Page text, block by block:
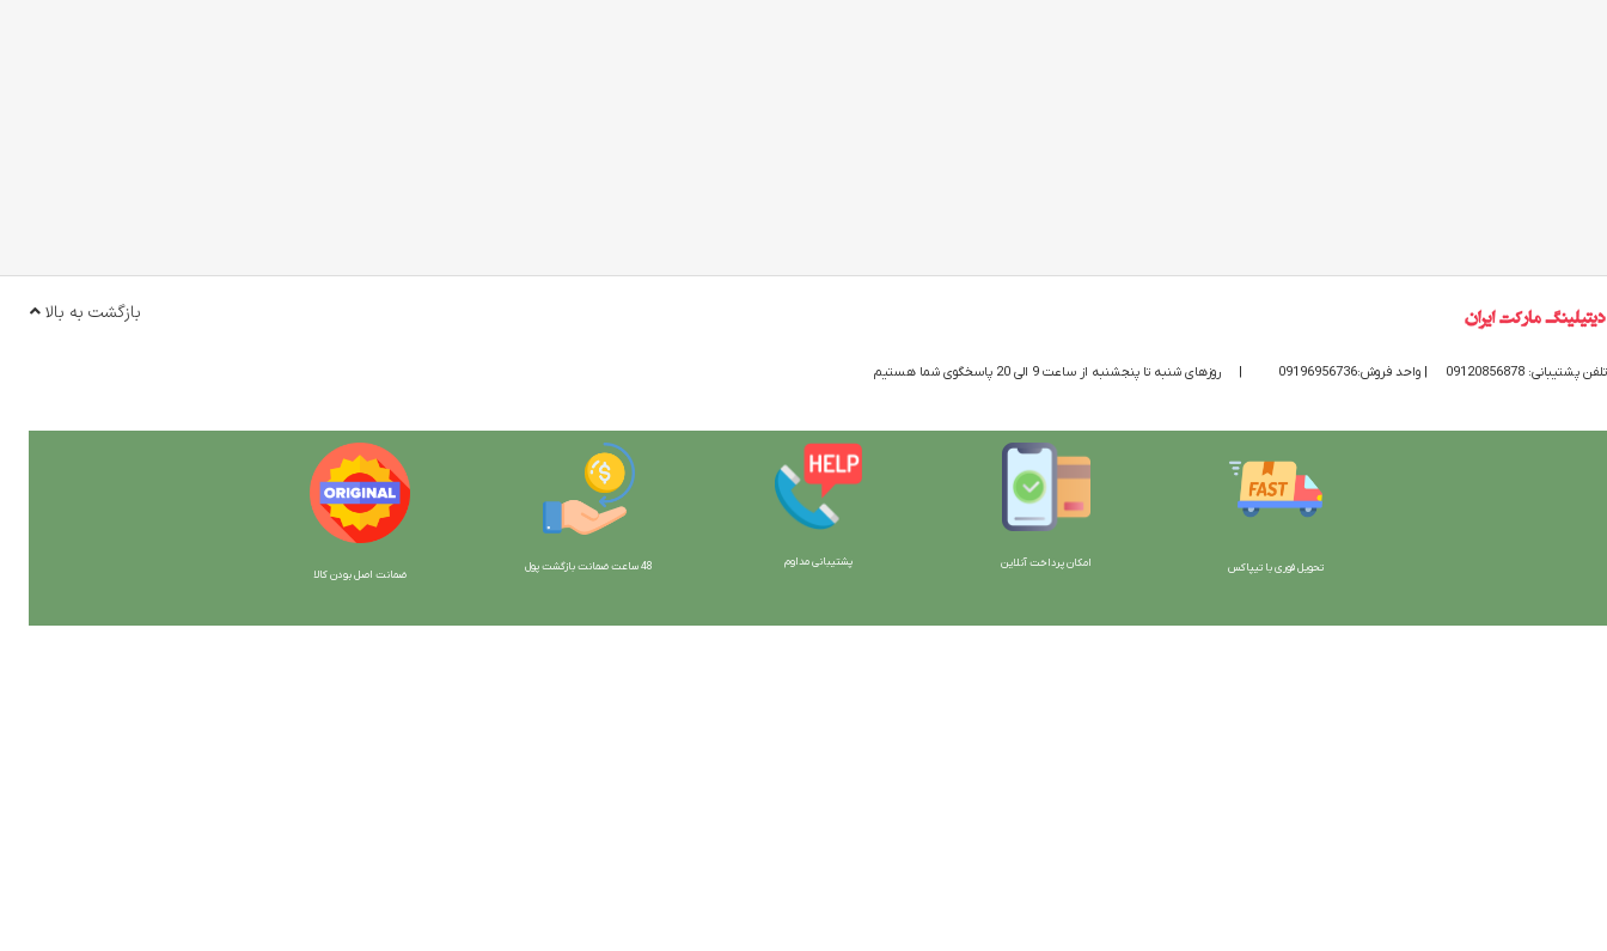
تلفن پشتیبانی: 09120856878 | واحد فروش:09196956736 | روزهای شنبه تا پنجشنبه از ساعت 9 الی 20 پاسخگوی شما هستیم
بازگشت به بالا
تحویل فوری با تیپاکس امکان پرداخت آنلاین پشتیبانی مداوم 48 ساعت ضمانت بازگش ت پول
ضمانت اصل بودن کالا